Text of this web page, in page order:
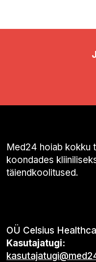
Med24 hoiab kokku
koondades
täiendkoolitused.
OÜ Celsius
Kasutajatugi: